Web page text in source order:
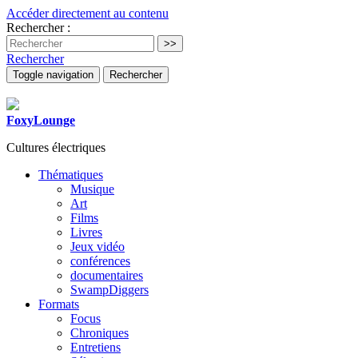
Accéder directement au contenu
Rechercher :
Rechercher
Toggle navigation Rechercher
FoxyLounge
Cultures électriques
Thématiques
Musique
Art
Films
Livres
Jeux vidéo
conférences
documentaires
SwampDiggers
Formats
Focus
Chroniques
Entretiens